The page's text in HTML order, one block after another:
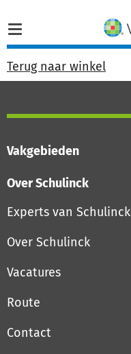
Producten
Opleidingen
Juridisch advies
Inloggen op de kennisbank
Terug naar winkel
Vakgebieden
Over Schulinck
Experts van Schulinck
Over Schulinck
Vacatures
Route
Contact